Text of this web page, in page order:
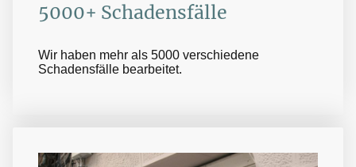
5000+ Schadensfälle
Wir haben mehr als 5000 verschiedene
Schadensfälle bearbeitet.